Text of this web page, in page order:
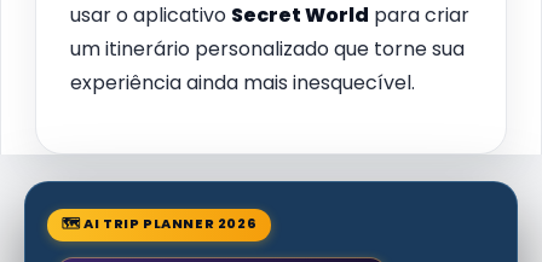
usar o aplicativo Secret World para criar
um itinerário personalizado que torne sua
experiência ainda mais inesquecível.
🗺 AI TRIP PLANNER 2026